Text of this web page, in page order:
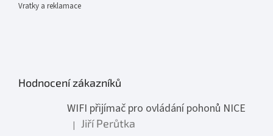
Vratky a reklamace
Hodnocení zákazníků
WIFI přijímač pro ovládání pohonů NICE
Hodnocení produktu je 1 z 5 hvězdiček.
| Jiří Perůtka